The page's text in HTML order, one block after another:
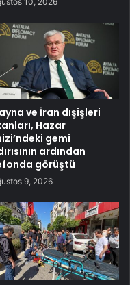
ve İran dışişleri
Hazar
gemi
ardından
görüştü
9, 2026